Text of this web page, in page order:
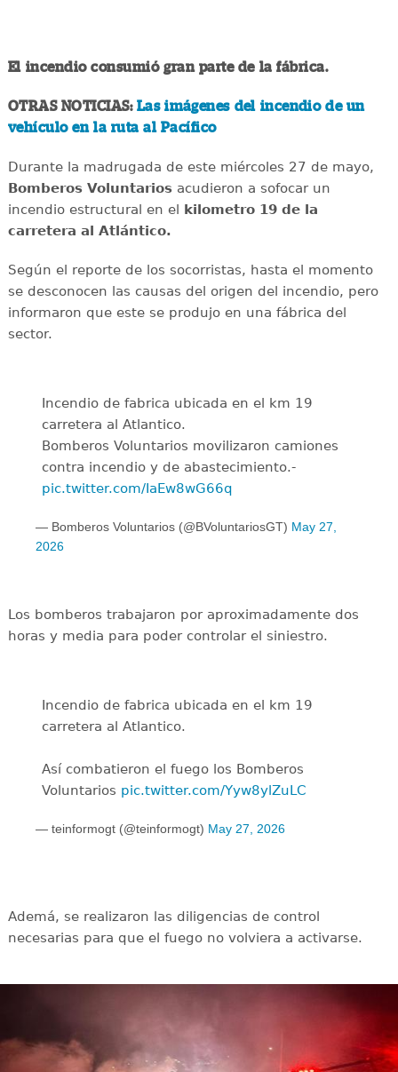
El incendio consumió gran parte de la fábrica.
OTRAS NOTICIAS: Las imágenes del incendio de un
vehículo en la ruta al Pacífico
Durante la madrugada de este miércoles 27 de mayo,
Bomberos Voluntariosacudieron a sofocar un
incendio estructural en el kilometro 19 de la
carretera al Atlántico.
Según el reporte de los socorristas, hasta el momento
se desconocen las causas del origen del incendio, pero
informaron que este se produjo en una fábrica del
sector.
Incendio de fabrica ubicada en el km 19
carretera al Atlantico.
Bomberos Voluntarios movilizaron camiones
contra incendio y de abastecimiento.-
pic.twitter.com/IaEw8wG66q
— Bomberos Voluntarios (@BVoluntariosGT) May 27,
2026
Los bomberos trabajaron por aproximadamente dos
horas y media para poder controlar el siniestro.
Incendio de fabrica ubicada en el km 19
carretera al Atlantico.
Así combatieron el fuego los Bomberos
Voluntarios pic.twitter.com/Yyw8ylZuLC
— teinformogt (@teinformogt) May 27, 2026
Ademá, se realizaron las diligencias de control
necesarias para que el fuego no volviera a activarse.